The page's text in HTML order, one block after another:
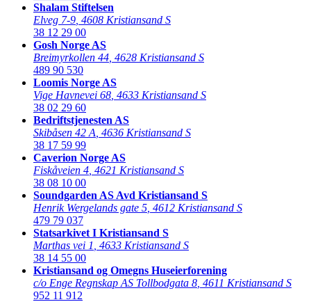
Shalam Stiftelsen
Elveg 7-9 4608 Kristiansand S
38 12 29 00
Gosh Norge AS
Breimyrkollen 44 4628 Kristiansand S
489 90 530
Loomis Norge AS
Vige Havnevei 68 4633 Kristiansand S
38 02 29 60
Bedriftstjenesten AS
Skibåsen 42 A 4636 Kristiansand S
38 17 59 99
Caverion Norge AS
Fiskåveien 4 4621 Kristiansand S
38 08 10 00
Soundgarden AS Avd Kristiansand S
Henrik Wergelands gate 5 4612 Kristiansand S
479 79 037
Statsarkivet I Kristiansand S
Marthas vei 1 4633 Kristiansand S
38 14 55 00
Kristiansand og Omegns Huseierforening
c/o Enge Regnskap AS Tollbodgata 8 4611 Kristiansand S
952 11 912